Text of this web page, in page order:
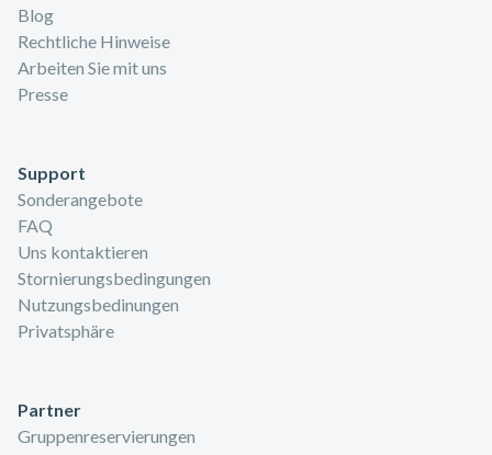
Blog
Rechtliche Hinweise
Arbeiten Sie mit uns
Presse
Support
Sonderangebote
FAQ
Uns kontaktieren
Stornierungsbedingungen
Nutzungsbedinungen
Privatsphäre
Partner
Gruppenreservierungen